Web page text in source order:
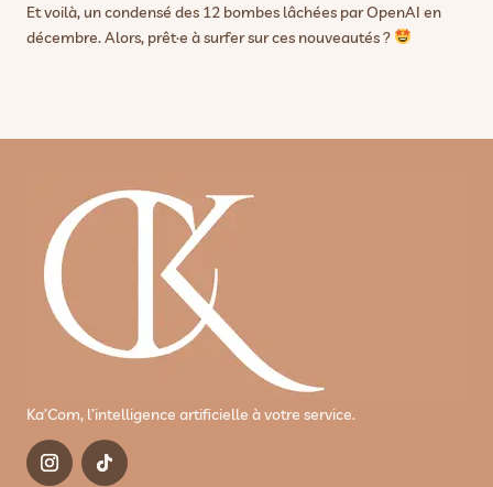
Et voilà, un condensé des 12 bombes lâchées par OpenAI en
décembre. Alors, prêt·e à surfer sur ces nouveautés ?
Ka’Com, l’intelligence artificielle à votre service.